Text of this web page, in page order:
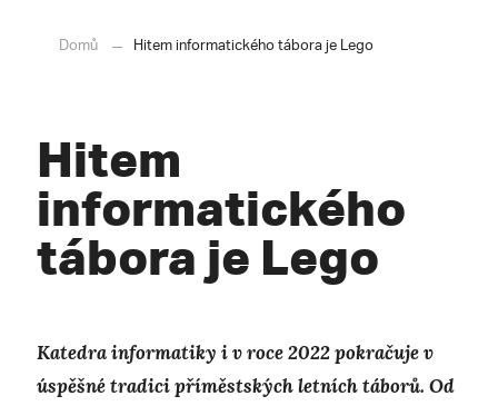
Domů Hitem informatického tábora je Lego
Hitem
informatického
tábora je Lego
Katedra informatiky i v roce 2022 pokračuje v
úspěšné tradici příměstských letních táborů. Od